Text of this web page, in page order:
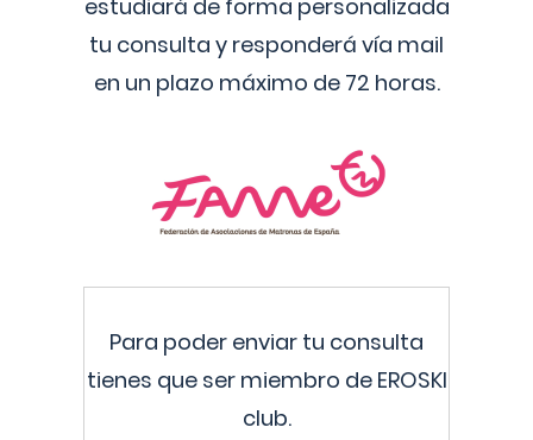
estudiará de forma personalizada
tu consulta y responderá vía mail
en un plazo máximo de 72 horas.
Para poder enviar tu consulta
tienes que ser miembro de EROSKI
club.